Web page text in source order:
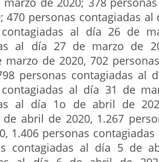
470 personas contagiadas
contagiadas al día 26 de
al día 27 de marzo de
de 2020, 702
personas contagiadas al
al día 31 de
al día 1o de abril de
abril de 2020, 1.267
1.406 personas
contagiadas al día 5 de